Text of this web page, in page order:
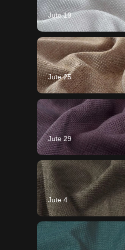
Jute 19
Jute 25
Jute 29
Jute 4